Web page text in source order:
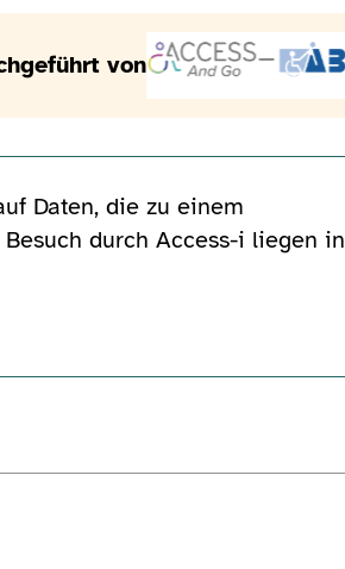
von
Daten, die zu einem
durch Access-i liegen in